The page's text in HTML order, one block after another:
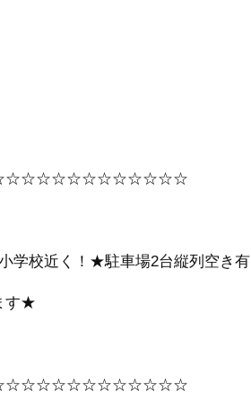
学校近く！★駐車場2台縦列空き有
す★